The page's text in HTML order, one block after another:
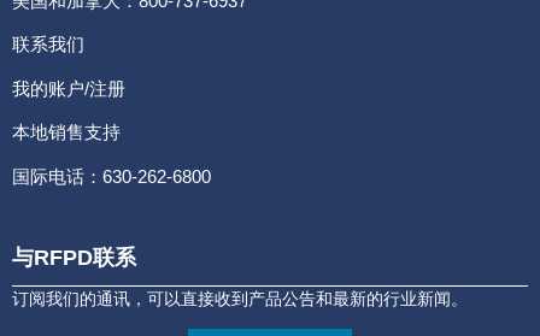
联系我们
我的账户/注册
本地销售支持
国际电话：630-262-6800
与RFPD联系
订阅我们的通讯，可以直接收到产品公告和最新的行业新闻。